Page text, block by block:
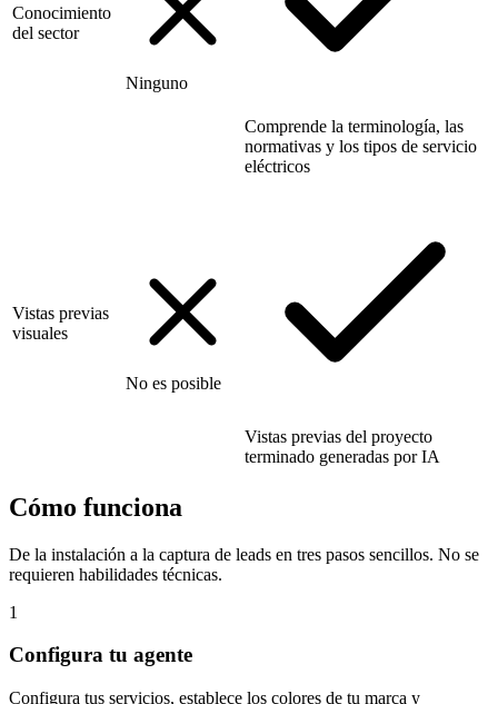
Conocimiento
del sector
Ninguno
Comprende la terminología, las
normativas y los tipos de servicio
eléctricos
Vistas previas
visuales
No es posible
Vistas previas del proyecto
terminado generadas por IA
Cómo funciona
De la instalación a la captura de leads en tres pasos sencillos. No se
requieren habilidades técnicas.
1
Configura tu agente
Configura tus servicios, establece los colores de tu marca y